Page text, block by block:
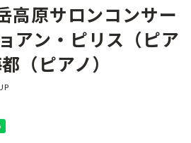
高原サロンコンサー
アン・ピリス（ピア
（ピアノ）